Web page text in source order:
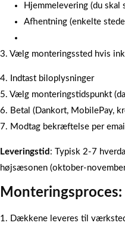
Hjemmelevering (du
Afhentning (enkelte
3. Vælg monteringssted hvis
4. Indtast biloplysninger
5. Vælg monteringstidspunkt
6. Betal (Dankort, MobilePay,
7. Modtag bekræftelse per email
Leveringstid : Typisk 2-7
højsæsonen (oktober-
Monteringsproces:
1. Dækkene leveres til